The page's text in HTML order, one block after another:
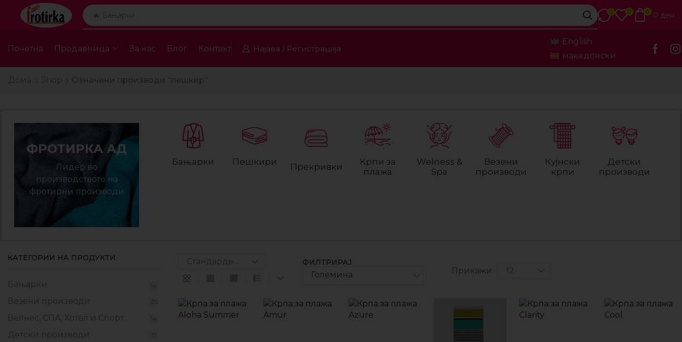
🔥 Бањарки 0 0 0 0 ден
Почетна Продавница За нас Блог Контакт Најава / Регистрација
English
македонски
ФРОТИРКА АД
Лидер во
производството на
фротирни производи
Бањарки Пешкири
Прекривки
Крпи за
плажа
Welness &
Spa
Везени
производи
Кујнски
крпи
Детски
производи
КАТЕГОРИИ НА ПРОДУКТИ
Бањарки
Везени производи
Велнес, СПА, Хотел и Спорт
Детски производи
ФИЛТРИРАЈ
Големина Прикажи